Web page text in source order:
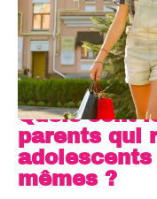
Quels sont
parents qui
adolescents
mêmes ?